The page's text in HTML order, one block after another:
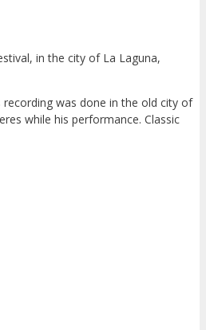
in the city of La Laguna,
was done in the old city of
while his performance. Classic